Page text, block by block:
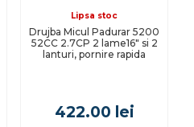
Lipsa stoc
Drujba Micul Padurar 5200
52CC 2.7CP 2 lame16" si 2
lanturi, pornire rapida
422.00 lei